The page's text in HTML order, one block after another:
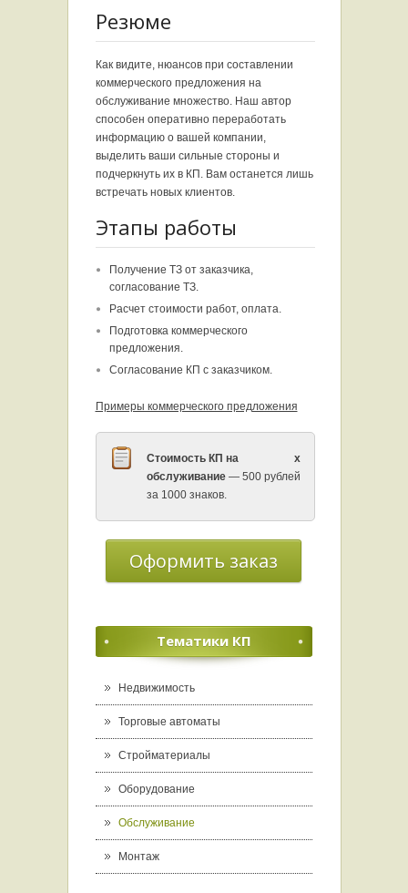
Резюме
Как видите, нюансов при составлении
коммерческого предложения на
обслуживание множество. Наш автор
способен оперативно переработать
информацию о вашей компании,
выделить ваши сильные стороны и
подчеркнуть их в КП. Вам останется лишь
встречать новых клиентов.
Этапы работы
Получение ТЗ от заказчика,
согласование ТЗ.
Расчет стоимости работ, оплата.
Подготовка коммерческого
предложения.
Согласование КП с заказчиком.
Примеры коммерческого предложения
x
Стоимость КП на
обслуживание— 500 рублей
за 1000 знаков.
Оформить заказ
Тематики КП
Недвижимость
Торговые автоматы
Стройматериалы
Оборудование
Обслуживание
Монтаж